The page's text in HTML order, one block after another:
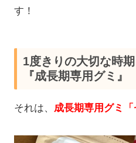
す！
1度きりの大切な時
『成長期専用グミ』
それは、 成長期専用グミ「